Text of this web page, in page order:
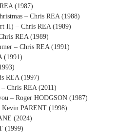
(1987)
– Chris REA (1988)
II) – Chris REA (1989)
REA (1989)
– Chris REA (1991)
(1991)
REA (1997)
Chris REA (2011)
– Roger HODGSON (1987)
Kevin PARENT (1998)
(2024)
(1999)